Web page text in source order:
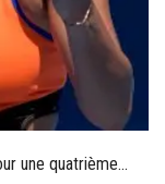
une quatrième...